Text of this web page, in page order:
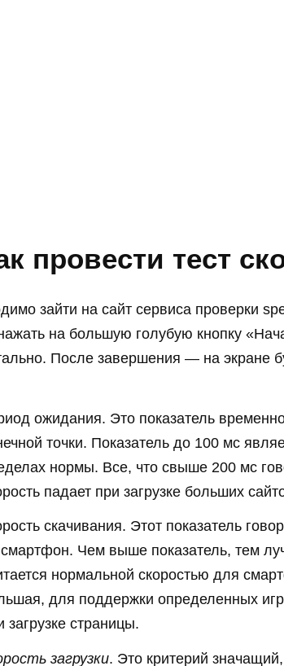
провести тест
зайти на сайт сервиса проверки
на большую голубую кнопку
После завершения — на экране
ожидания. Это показатель
точки. Показатель до 100 мс
нормы. Все, что свыше 200 мс
падает при загрузке больших
скачивания. Этот показатель
Чем выше показатель, тем
нормальной скоростью для
для поддержки определенных
загрузке страницы.
загрузки. Это критерий